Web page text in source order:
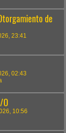
de
23:41
02:43
O
10:56